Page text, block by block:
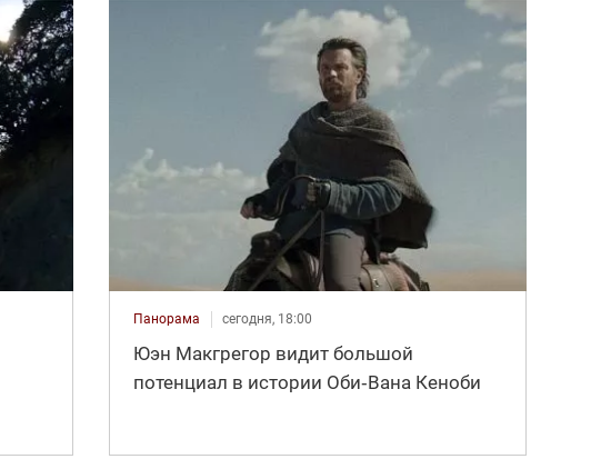
Панорама сегодня, 18:00
Юэн Макгрегор видит большой
потенциал в истории Оби‑Вана Кеноби